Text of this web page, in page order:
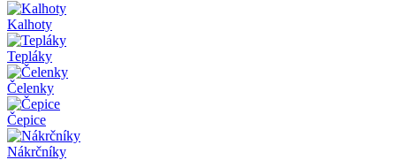
Kalhoty
Tepláky
Čelenky
Čepice
Nákrčníky